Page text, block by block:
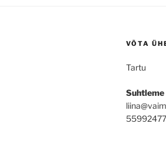
VÕTA
Tartu
Suhtleme
55992477